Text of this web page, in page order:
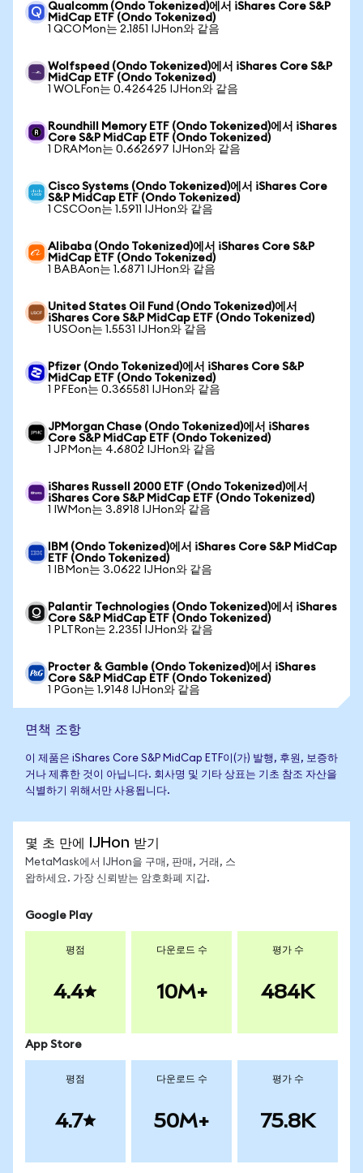
Qualcomm (Ondo Tokenized)에서 iShares Core S&P
MidCap ETF (Ondo Tokenized)
1 QCOMon는 2.1851 IJHon와 같음
Wolfspeed (Ondo Tokenized)에서 iShares Core S&P
MidCap ETF (Ondo Tokenized)
1 WOLFon는 0.426425 IJHon와 같음
Roundhill Memory ETF (Ondo Tokenized)에서 iShares
Core S&P MidCap ETF (Ondo Tokenized)
1 DRAMon는 0.662697 IJHon와 같음
Cisco Systems (Ondo Tokenized)에서 iShares Core
S&P MidCap ETF (Ondo Tokenized)
1 CSCOon는 1.5911 IJHon와 같음
Alibaba (Ondo Tokenized)에서 iShares Core S&P
MidCap ETF (Ondo Tokenized)
1 BABAon는 1.6871 IJHon와 같음
United States Oil Fund (Ondo Tokenized)에서
iShares Core S&P MidCap ETF (Ondo Tokenized)
1 USOon는 1.5531 IJHon와 같음
Pfizer (Ondo Tokenized)에서 iShares Core S&P
MidCap ETF (Ondo Tokenized)
1 PFEon는 0.365581 IJHon와 같음
JPMorgan Chase (Ondo Tokenized)에서 iShares
Core S&P MidCap ETF (Ondo Tokenized)
1 JPMon는 4.6802 IJHon와 같음
iShares Russell 2000 ETF (Ondo Tokenized)에서
iShares Core S&P MidCap ETF (Ondo Tokenized)
1 IWMon는 3.8918 IJHon와 같음
IBM (Ondo Tokenized)에서 iShares Core S&P MidCap
ETF (Ondo Tokenized)
1 IBMon는 3.0622 IJHon와 같음
Palantir Technologies (Ondo Tokenized)에서 iShares
Core S&P MidCap ETF (Ondo Tokenized)
1 PLTRon는 2.2351 IJHon와 같음
Procter & Gamble (Ondo Tokenized)에서 iShares
Core S&P MidCap ETF (Ondo Tokenized)
1 PGon는 1.9148 IJHon와 같음
면책 조항
이 제품은 iShares Core S&P MidCap ETF이(가) 발행, 후원, 보증하
거나 제휴한 것이 아닙니다. 회사명 및 기타 상표는 기초 참조 자산을
식별하기 위해서만 사용됩니다.
몇 초 만에 IJHon 받기
MetaMask에서 IJHon을 구매, 판매, 거래, 스
왑하세요. 가장 신뢰받는 암호화폐 지갑.
Google Play
평점
4.4
다운로드 수
10M+
평가 수
484K
App Store
평점
4.7
다운로드 수
50M+
평가 수
75.8K